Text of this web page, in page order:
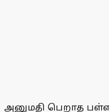
அனுமதி பெறாத